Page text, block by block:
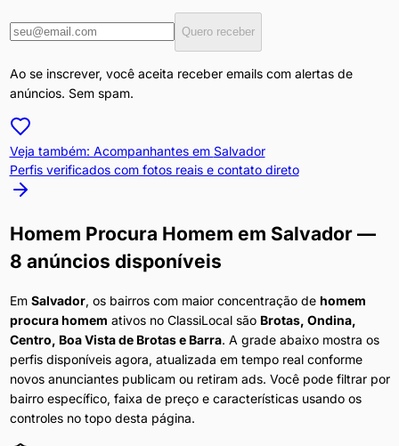
Quero receber
Ao se inscrever, você aceita receber emails com alertas de
anúncios. Sem spam.
Veja também: Acompanhantes em Salvador
Perfis verificados com fotos reais e contato direto
Homem Procura Homem em Salvador—
8 anúncios disponíveis
Em Salvador, os bairros com maior concentração de homem
procura homem ativos no ClassiLocal são Brotas, Ondina,
Centro, Boa Vista de Brotas e Barra. A grade abaixo mostra os
perfis disponíveis agora, atualizada em tempo real conforme
novos anunciantes publicam ou retiram ads. Você pode filtrar por
bairro específico, faixa de preço e características usando os
controles no topo desta página.